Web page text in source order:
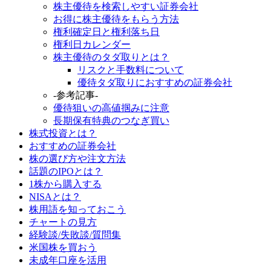
株主優待を検索しやすい証券会社
お得に株主優待をもらう方法
権利確定日と権利落ち日
権利日カレンダー
株主優待のタダ取りとは？
リスクと手数料について
優待タダ取りにおすすめの証券会社
-参考記事-
優待狙いの高値掴みに注意
長期保有特典のつなぎ買い
株式投資とは？
おすすめの証券会社
株の選び方や注文方法
話題のIPOとは？
1株から購入する
NISAとは？
株用語を知っておこう
チャートの見方
経験談/失敗談/質問集
米国株を買おう
未成年口座を活用